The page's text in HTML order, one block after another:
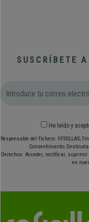
SUSCRÍBETE
He leído y
Responsable del Fichero: OFISILLAS;
Consentimiento;
Derechos: Acceder, rectificar,
en